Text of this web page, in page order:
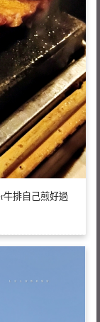
牛排自己煎好過